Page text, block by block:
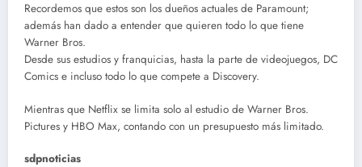
Recordemos que estos son los dueños actuales de Paramount;
además han dado a entender que quieren todo lo que tiene
Warner Bros.
Desde sus estudios y franquicias, hasta la parte de videojuegos, DC
Comics e incluso todo lo que compete a Discovery.
Mientras que Netflix se limita solo al estudio de Warner Bros.
Pictures y HBO Max, contando con un presupuesto más limitado.
sdpnoticias